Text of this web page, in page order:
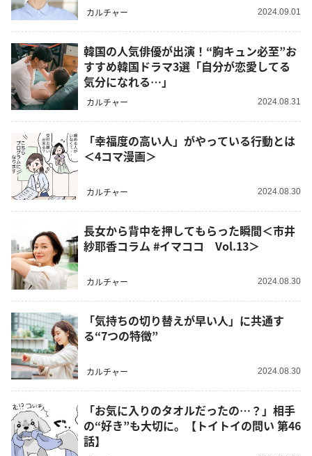
カルチャー 2024.09.01
韓国の人気俳優が出演！“胸キュン必至”お
すすめ韓国ドラマ3選「自分が恋愛してる
気分になれる…」
カルチャー 2024.08.31
「幸福度の高い人」がやっている行動とは
＜4コマ漫画＞
カルチャー 2024.08.30
長女から背中を押してもらった瞬間＜市井
紗耶香コラム #イマココ Vol.13＞
カルチャー 2024.08.30
「気持ちの切り替えが早い人」に共通す
る“7つの特徴”
カルチャー 2024.08.30
「お気に入りのタオルだったの…？」相手
の“好き”も大切に。【トイトイの問い 第46
話】